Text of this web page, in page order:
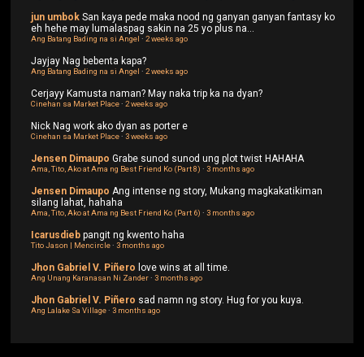
jun umbok San kaya pede maka nood ng ganyan ganyan fantasy ko
eh hehe may lumalaspag sakin na 25 yo plus na...
Ang Batang Bading na si Angel ·2 weeks ago
JayjayNag bebenta kapa?
Ang Batang Bading na si Angel ·2 weeks ago
CerjayyKamusta naman? May naka trip ka na dyan?
Cinehan sa Market Place·2 weeks ago
NickNag work ako dyan as porter e
Cinehan sa Market Place·3 weeks ago
Jensen Dimaupo Grabe sunod sunod ung plot twist HAHAHA
Ama, Tito, Ako at Ama ng Best Friend Ko (Part 8) ·3 months ago
Jensen Dimaupo Ang intense ng story, Mukang magkakatikiman
silang lahat, hahaha
Ama, Tito, Ako at Ama ng Best Friend Ko (Part 6) ·3 months ago
Icarusdieb pangit ng kwento haha
Tito Jason | Mencircle·3 months ago
Jhon Gabriel V. Piñero love wins at all time.
Ang Unang Karanasan Ni Zander·3 months ago
Jhon Gabriel V. Piñero sad namn ng story. Hug for you kuya.
Ang Lalake Sa Village·3 months ago